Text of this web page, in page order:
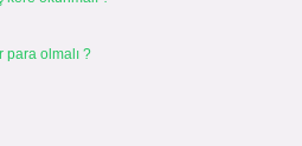
para olmalı ?